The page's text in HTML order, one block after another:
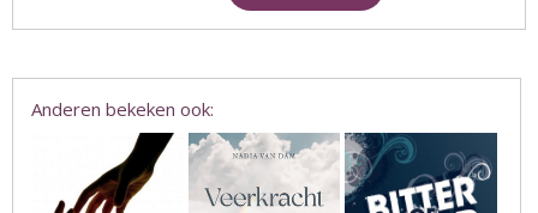
Anderen bekeken ook: